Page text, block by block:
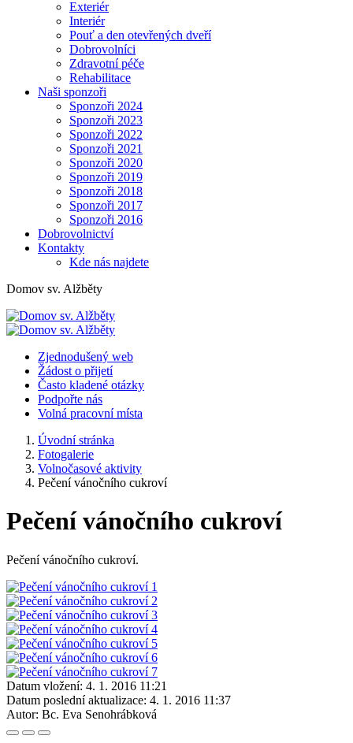
Exteriér
Interiér
Pouť a den otevřených dveří
Dobrovolníci
Zdravotní péče
Rehabilitace
Naši sponzoři
Sponzoři 2024
Sponzoři 2023
Sponzoři 2022
Sponzoři 2021
Sponzoři 2020
Sponzoři 2019
Sponzoři 2018
Sponzoři 2017
Sponzoři 2016
Dobrovolnictví
Kontakty
Kde nás najdete
Domov sv. Alžběty
Zjednodušený web
Žádost o přijetí
Často kladené otázky
Podpořte nás
Volná pracovní místa
Úvodní stránka
Fotogalerie
Volnočasové aktivity
Pečení vánočního cukroví
Pečení vánočního cukroví
Pečení vánočního cukroví.
Datum vložení: 4. 1. 2016 11:21
Datum poslední aktualizace: 4. 1. 2016 11:37
Autor: Bc. Eva Senohrábková